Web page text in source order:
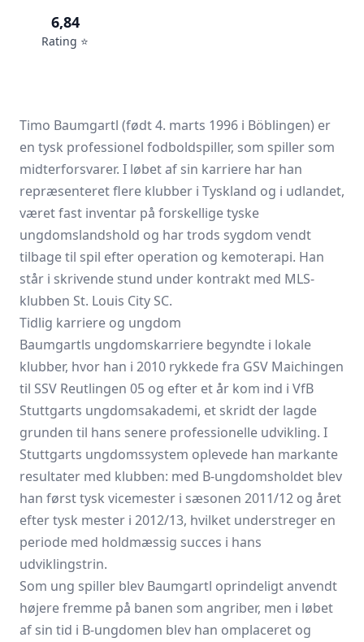
6,84
Rating ⭐️
Timo Baumgartl (født 4. marts 1996 i Böblingen) er
en tysk professionel fodboldspiller, som spiller som
midterforsvarer. I løbet af sin karriere har han
repræsenteret flere klubber i Tyskland og i udlandet,
været fast inventar på forskellige tyske
ungdomslandshold og har trods sygdom vendt
tilbage til spil efter operation og kemoterapi. Han
står i skrivende stund under kontrakt med MLS-
klubben St. Louis City SC.
Tidlig karriere og ungdom
Baumgartls ungdomskarriere begyndte i lokale
klubber, hvor han i 2010 rykkede fra GSV Maichingen
til SSV Reutlingen 05 og efter et år kom ind i VfB
Stuttgarts ungdomsakademi, et skridt der lagde
grunden til hans senere professionelle udvikling. I
Stuttgarts ungdomssystem oplevede han markante
resultater med klubben: med B‑ungdomsholdet blev
han først tysk vicemester i sæsonen 2011/12 og året
efter tysk mester i 2012/13, hvilket understreger en
periode med holdmæssig succes i hans
udviklingstrin.
Som ung spiller blev Baumgartl oprindeligt anvendt
højere fremme på banen som angriber, men i løbet
af sin tid i B‑ungdomen blev han omplaceret og